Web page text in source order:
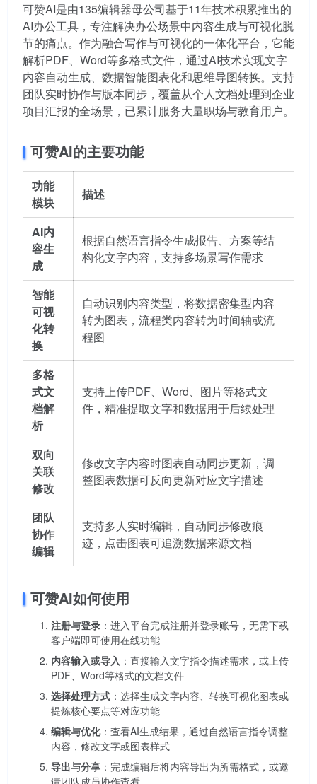
可赞AI是由135编辑器母公司基于11年技术积累推出的
AI办公工具，专注解决办公场景中内容生成与可视化脱
节的痛点。作为融合写作与可视化的一体化平台，它能
解析PDF、Word等多格式文件，通过AI技术实现文字
内容自动生成、数据智能图表化和思维导图转换。支持
团队实时协作与版本同步，覆盖从个人文档处理到企业
项目汇报的全场景，已累计服务大量职场与教育用户。
可赞AI的主要功能
功能
模块
描述
AI内
容生
成
根据自然语言指令生成报告、方案等结
构化文字内容，支持多场景写作需求
智能
可视
化转
换
自动识别内容类型，将数据密集型内容
转为图表，流程类内容转为时间轴或流
程图
多格
式文
档解
析
支持上传PDF、Word、图片等格式文
件，精准提取文字和数据用于后续处理
双向
关联
修改
修改文字内容时图表自动同步更新，调
整图表数据可反向更新对应文字描述
团队
协作
编辑
支持多人实时编辑，自动同步修改痕
迹，点击图表可追溯数据来源文档
可赞AI如何使用
注册与登录 ：进入平台完成注册并登录账号，无需下载
客户端即可使用在线功能
内容输入或导入 ：直接输入文字指令描述需求，或上传
PDF、Word等格式的文档文件
选择处理方式 ：选择生成文字内容、转换可视化图表或
提炼核心要点等对应功能
编辑与优化：查看AI生成结果，通过自然语言指令调整
内容，修改文字或图表样式
导出与分享 ：完成编辑后将内容导出为所需格式，或邀
请团队成员协作查看